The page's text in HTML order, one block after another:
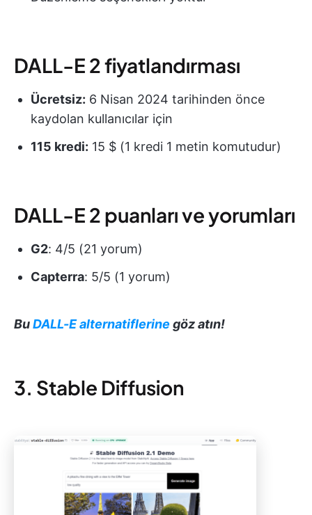
DALL-E 2 fiyatlandırması
Ücretsiz: 6 Nisan 2024 tarihinden önce
kaydolan kullanıcılar için
115 kredi: 15 $ (1 kredi 1 metin komutudur)
DALL-E 2 puanları ve yorumları
G2: 4/5 (21 yorum)
Capterra: 5/5 (1 yorum)
BuDALL-E alternatiflerine göz atın!
3. Stable Diffusion